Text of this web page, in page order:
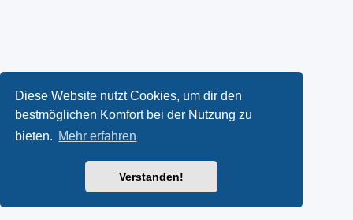
Diese Website nutzt Cookies, um dir den
bestmöglichen Komfort bei der Nutzung zu
bieten. Mehr erfahren
Verstanden!